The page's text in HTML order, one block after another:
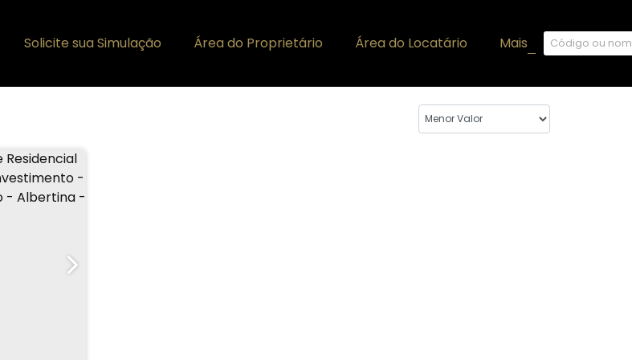
Mais
Área do Locatário
Área do Proprietário
Solicite sua Simulação